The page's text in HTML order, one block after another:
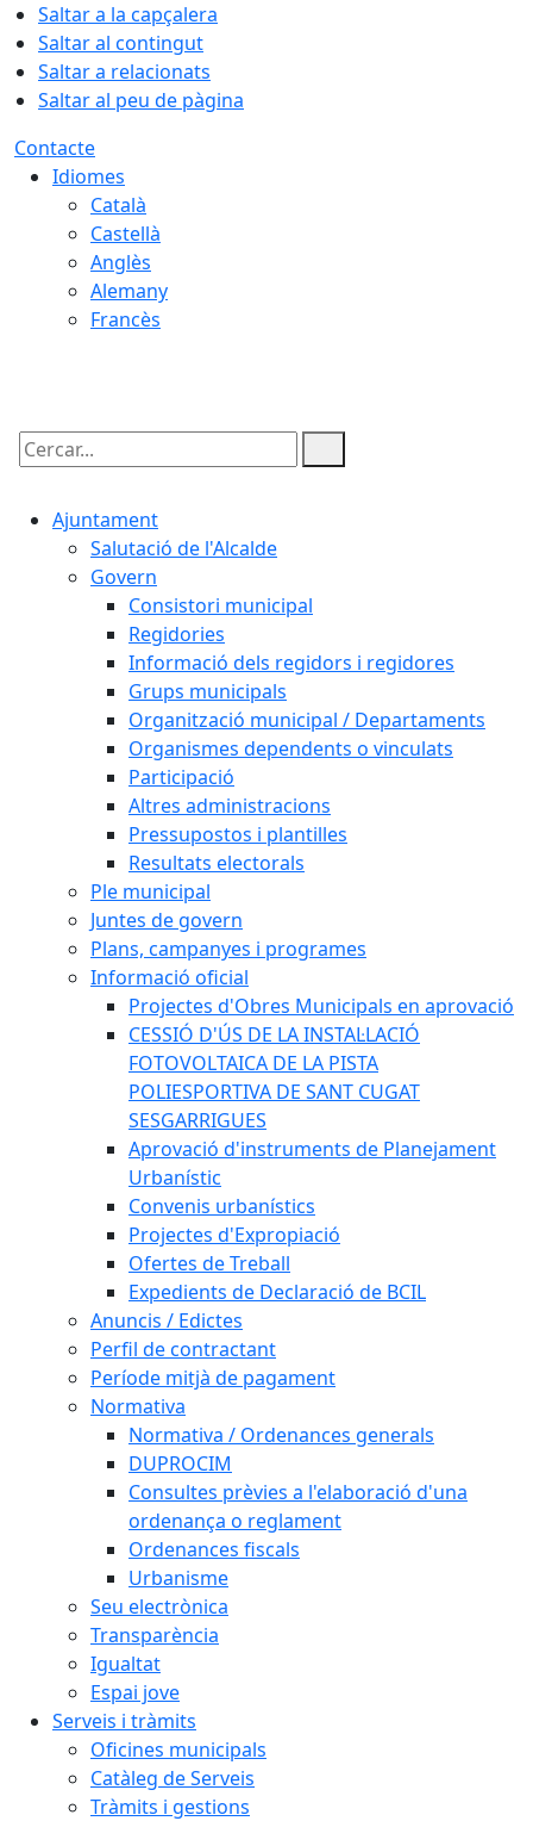
Saltar a la capçalera
Saltar al contingut
Saltar a relacionats
Saltar al peu de pàgina
Contacte
Idiomes
Català
Castellà
Anglès
Alemany
Francès
Cercar:
Ajuntament
Salutació de l'Alcalde
Govern
Consistori municipal
Regidories
Informació dels regidors i regidores
Grups municipals
Organització municipal / Departaments
Organismes dependents o vinculats
Participació
Altres administracions
Pressupostos i plantilles
Resultats electorals
Ple municipal
Juntes de govern
Plans, campanyes i programes
Informació oficial
Projectes d'Obres Municipals en aprovació
CESSIÓ D'ÚS DE LA INSTAL·LACIÓ
FOTOVOLTAICA DE LA PISTA
POLIESPORTIVA DE SANT CUGAT
SESGARRIGUES
Aprovació d'instruments de Planejament
Urbanístic
Convenis urbanístics
Projectes d'Expropiació
Ofertes de Treball
Expedients de Declaració de BCIL
Anuncis / Edictes
Perfil de contractant
Període mitjà de pagament
Normativa
Normativa / Ordenances generals
DUPROCIM
Consultes prèvies a l'elaboració d'una
ordenança o reglament
Ordenances fiscals
Urbanisme
Seu electrònica
Transparència
Igualtat
Espai jove
Serveis i tràmits
Oficines municipals
Catàleg de Serveis
Tràmits i gestions